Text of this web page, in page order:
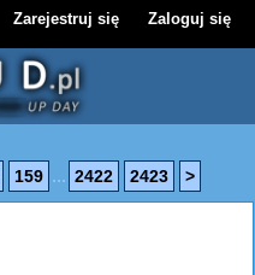
Zarejestruj się Zaloguj się
159 ... 2422 2423 >